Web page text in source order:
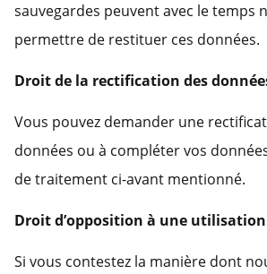
sauvegardes peuvent avec le temps
permettre de restituer ces données.
Droit de la rectification des
Vous pouvez demander une
données ou à compléter vos
de traitement ci-avant mentionné.
Droit d’opposition à une
Si vous contestez la manière dont